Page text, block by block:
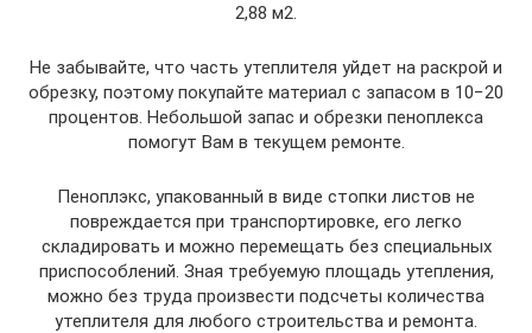
2,88 м2.
Не забывайте, что часть утеплителя уйдет на раскрой и
обрезку, поэтому покупайте материал с запасом в 10−20
процентов. Небольшой запас и обрезки пеноплекса
помогут Вам в текущем ремонте.
Пеноплэкс, упакованный в виде стопки листов не
повреждается при транспортировке, его легко
складировать и можно перемещать без специальных
приспособлений. Зная требуемую площадь утепления,
можно без труда произвести подсчеты количества
утеплителя для любого строительства и ремонта.